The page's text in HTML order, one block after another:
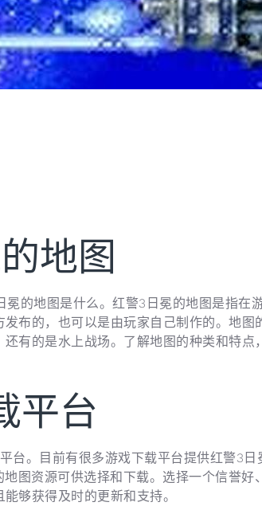
地图
的地图是什么。红警3日冕的地图是指在
布的，也可以是由玩家自己制作的。地图
有的是水上战场。了解地图的种类和特点
平台
台。目前有很多游戏下载平台提供红警3日
图资源可供选择和下载。选择一个信誉好
够获得及时的更新和支持。